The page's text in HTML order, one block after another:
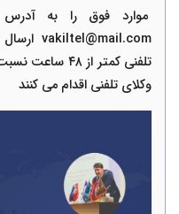
موارد فوق را به
vakiltel@mail.com
تلفنی کمتر از ۴ ٨ ساعت
وکلای تلفنی اقدام می کنند